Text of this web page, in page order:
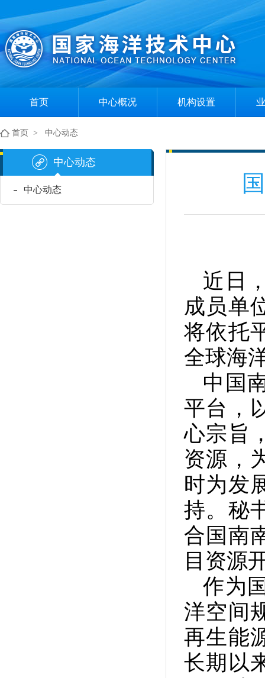
首页 中心概况 机构设置
首页 > 中心动态
中心动态
中心动态
近日
成员单
将依托
全球海
中国
平台，
心宗旨
资源，
时为发
持。秘
合国南
目资源
作为
洋空间
再生能
长期以